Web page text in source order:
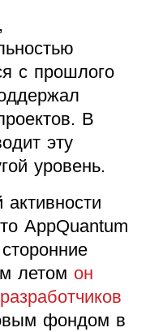
с прошлого
В
эту
уровень.
AppQuantum
летом он
фондом в